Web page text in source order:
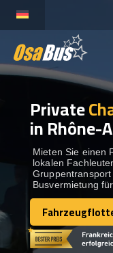
content
REISEZIELE
FLOTTE
KONTAKTIEREN
Private
in Rhône-
Mieten Sie einen
lokalen
Busvermietung für